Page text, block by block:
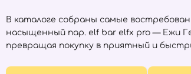
В каталоге собраны самые
насыщенный пар. elf bar elfx pro — Ежи
превращая покупку в приятный и